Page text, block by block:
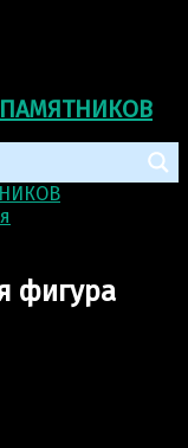
ПАМЯТНИКОВ
фигура